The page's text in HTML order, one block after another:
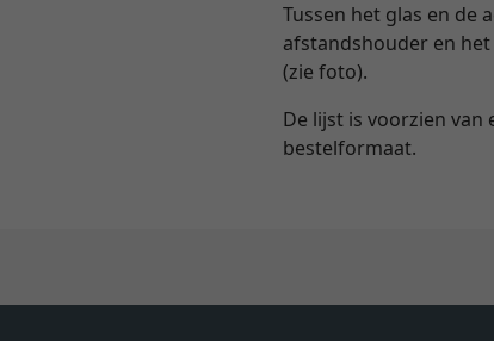
Tussen het glas en de
afstandshouder en
(zie foto).
De lijst is voorzien
bestelformaat.